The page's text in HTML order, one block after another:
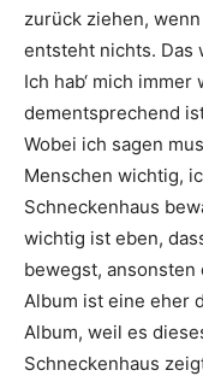
zurück ziehen,
entsteht nichts. Das
Ich hab‘ mich
dementsprechend
Wobei ich sagen
Menschen wichtig,
Schneckenhaus
wichtig ist eben,
bewegst,
Album ist eine eher
Album, weil es
Schneckenhaus